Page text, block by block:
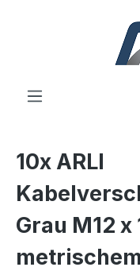
10x ARLI
Grau M12
metrischem